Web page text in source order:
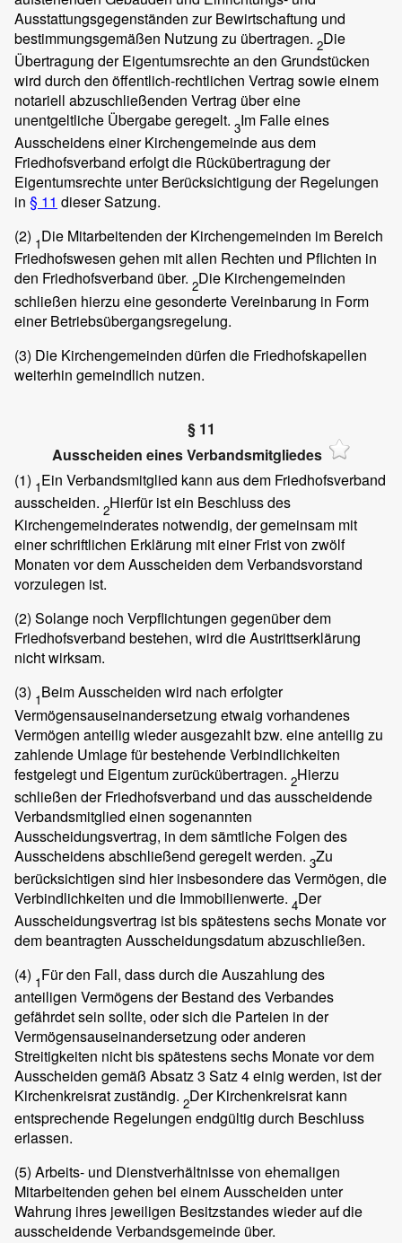
Ausstattungsgegenständen zur Bewirtschaftung und
bestimmungsgemäßen Nutzung zu übertragen. 2Die
Übertragung der Eigentumsrechte an den Grundstücken
wird durch den öffentlich-rechtlichen Vertrag sowie einem
notariell abzuschließenden Vertrag über eine
unentgeltliche Übergabe geregelt. 3Im Falle eines
Ausscheidens einer Kirchengemeinde aus dem
Friedhofsverband erfolgt die Rückübertragung der
Eigentumsrechte unter Berücksichtigung der Regelungen
in § 11 dieser Satzung.
(2) 1Die Mitarbeitenden der Kirchengemeinden im Bereich
Friedhofswesen gehen mit allen Rechten und Pflichten in
den Friedhofsverband über. 2Die Kirchengemeinden
schließen hierzu eine gesonderte Vereinbarung in Form
einer Betriebsübergangsregelung.
(3) Die Kirchengemeinden dürfen die Friedhofskapellen
weiterhin gemeindlich nutzen.
§ 11
Ausscheiden eines Verbandsmitgliedes
(1) 1Ein Verbandsmitglied kann aus dem Friedhofsverband
ausscheiden. 2Hierfür ist ein Beschluss des
Kirchengemeinderates notwendig, der gemeinsam mit
einer schriftlichen Erklärung mit einer Frist von zwölf
Monaten vor dem Ausscheiden dem Verbandsvorstand
vorzulegen ist.
(2) Solange noch Verpflichtungen gegenüber dem
Friedhofsverband bestehen, wird die Austrittserklärung
nicht wirksam.
(3) 1Beim Ausscheiden wird nach erfolgter
Vermögensauseinandersetzung etwaig vorhandenes
Vermögen anteilig wieder ausgezahlt bzw. eine anteilig zu
zahlende Umlage für bestehende Verbindlichkeiten
festgelegt und Eigentum zurückübertragen. 2Hierzu
schließen der Friedhofsverband und das ausscheidende
Verbandsmitglied einen sogenannten
Ausscheidungsvertrag, in dem sämtliche Folgen des
Ausscheidens abschließend geregelt werden. 3Zu
berücksichtigen sind hier insbesondere das Vermögen, die
Verbindlichkeiten und die Immobilienwerte. 4Der
Ausscheidungsvertrag ist bis spätestens sechs Monate vor
dem beantragten Ausscheidungsdatum abzuschließen.
(4) 1Für den Fall, dass durch die Auszahlung des
anteiligen Vermögens der Bestand des Verbandes
gefährdet sein sollte, oder sich die Parteien in der
Vermögensauseinandersetzung oder anderen
Streitigkeiten nicht bis spätestens sechs Monate vor dem
Ausscheiden gemäß Absatz 3 Satz 4 einig werden, ist der
Kirchenkreisrat zuständig. 2Der Kirchenkreisrat kann
entsprechende Regelungen endgültig durch Beschluss
erlassen.
(5) Arbeits- und Dienstverhältnisse von ehemaligen
Mitarbeitenden gehen bei einem Ausscheiden unter
Wahrung ihres jeweiligen Besitzstandes wieder auf die
ausscheidende Verbandsgemeinde über.